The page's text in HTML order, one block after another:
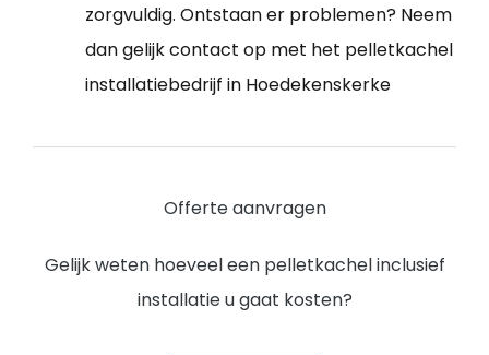
zorgvuldig. Ontstaan er problemen? Neem
dan gelijk contact op met het pelletkachel
installatiebedrijf in Hoedekenskerke
Offerte aanvragen
Gelijk weten hoeveel een pelletkachel inclusief
installatie u gaat kosten?